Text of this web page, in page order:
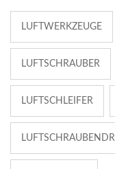
LUFTWERKZEUGE
LUFTSCHRAUBER
LUFTSCHLEIFER